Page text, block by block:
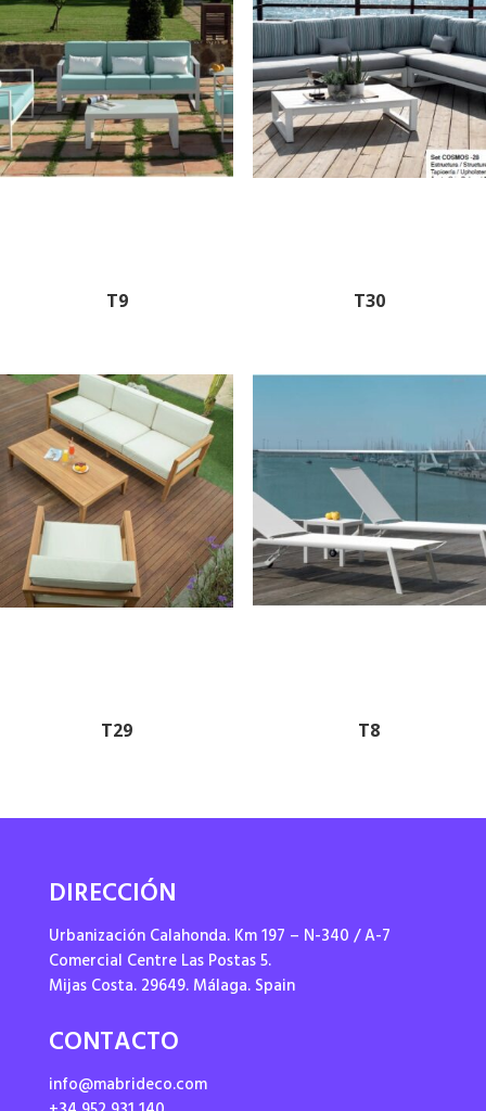
T9 T30
T29 T8
DIRECCIÓN
Urbanización Calahonda. Km 197 – N-340 / A-7
Comercial Centre Las Postas 5.
Mijas Costa. 29649. Málaga. Spain
CONTACTO
info@mabrideco.com